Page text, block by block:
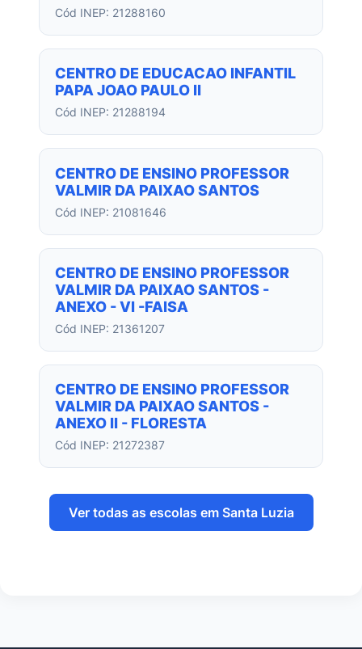
Cód INEP: 21288160
CENTRO DE EDUCACAO INFANTIL
PAPA JOAO PAULO II
Cód INEP: 21288194
CENTRO DE ENSINO PROFESSOR
VALMIR DA PAIXAO SANTOS
Cód INEP: 21081646
CENTRO DE ENSINO PROFESSOR
VALMIR DA PAIXAO SANTOS -
ANEXO - VI -FAISA
Cód INEP: 21361207
CENTRO DE ENSINO PROFESSOR
VALMIR DA PAIXAO SANTOS -
ANEXO II - FLORESTA
Cód INEP: 21272387
Ver todas as escolas em Santa Luzia